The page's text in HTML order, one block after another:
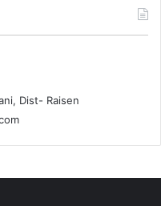
Dist- Raisen